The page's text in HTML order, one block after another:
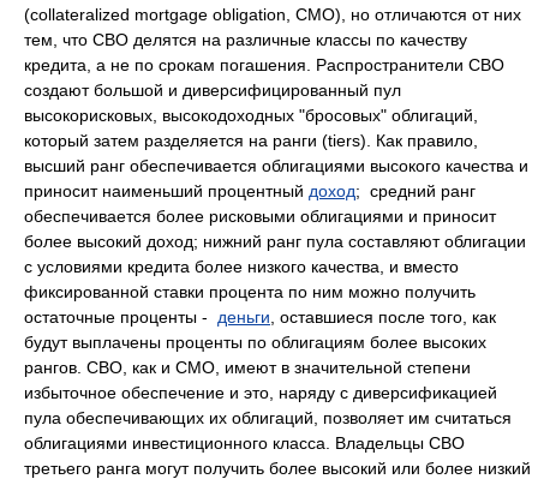
(collateralized mortgage obligation, СМО), но отличаются от них
тем, что СВО делятся на различные классы по качеству
кредита, а не по срокам погашения. Распространители СВО
создают большой и диверсифицированный пул
высокорисковых, высокодоходных "бросовых" облигаций,
который затем разделяется на ранги (tiers). Как правило,
высший ранг обеспечивается облигациями высокого качества и
приносит наименьший процентный доход; средний ранг
обеспечивается более рисковыми облигациями и приносит
более высокий доход; нижний ранг пула составляют облигации
с условиями кредита более низкого качества, и вместо
фиксированной ставки процента по ним можно получить
остаточные проценты - деньги , оставшиеся после того, как
будут выплачены проценты по облигациям более высоких
рангов. СВО, как и СМО, имеют в значительной степени
избыточное обеспечение и это, наряду с диверсификацией
пула обеспечивающих их облигаций, позволяет им считаться
облигациями инвестиционного класса. Владельцы СВО
третьего ранга могут получить более высокий или более низкий